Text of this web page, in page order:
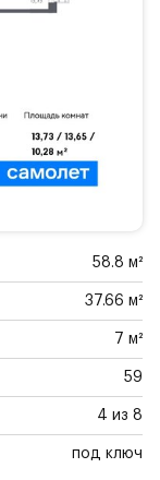
58.8 м²
37.66 м²
7 м²
59
4 из 8
под ключ